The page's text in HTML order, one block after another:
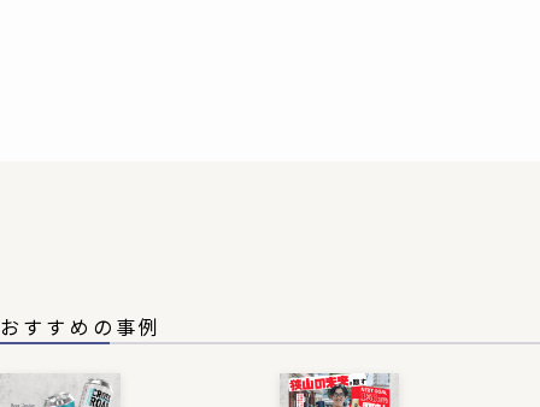
おすすめの事例